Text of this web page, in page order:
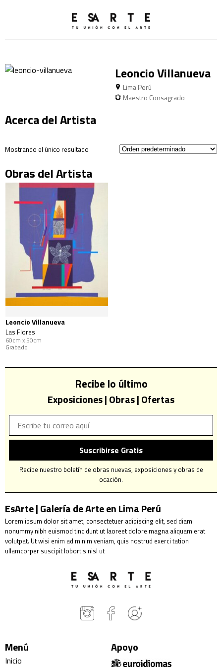
Leoncio Villanueva
Lima Perú
Maestro Consagrado
Acerca del Artista
Mostrando el único resultado
Obras del Artista
Leoncio Villanueva
Las Flores
60cm x 50cm
Grabado
Recibe lo último
Exposiciones | Obras | Ofertas
Suscribirse Gratis
Recibe nuestro boletín de obras nuevas, exposiciones y obras de
ocación.
Menú
Inicio
Apoyo
EsArte | Galería de Arte en Lima Perú
Lorem ipsum dolor sit amet, consectetuer adipiscing elit, sed diam
nonummy nibh euismod tincidunt ut laoreet dolore magna aliquam erat
volutpat. Ut wisi enim ad minim veniam, quis nostrud exerci tation
ullamcorper suscipit lobortis nisl ut